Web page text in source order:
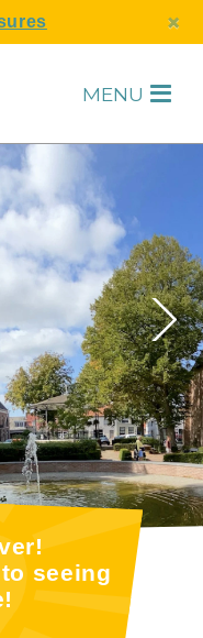
×
MENU H
seeing